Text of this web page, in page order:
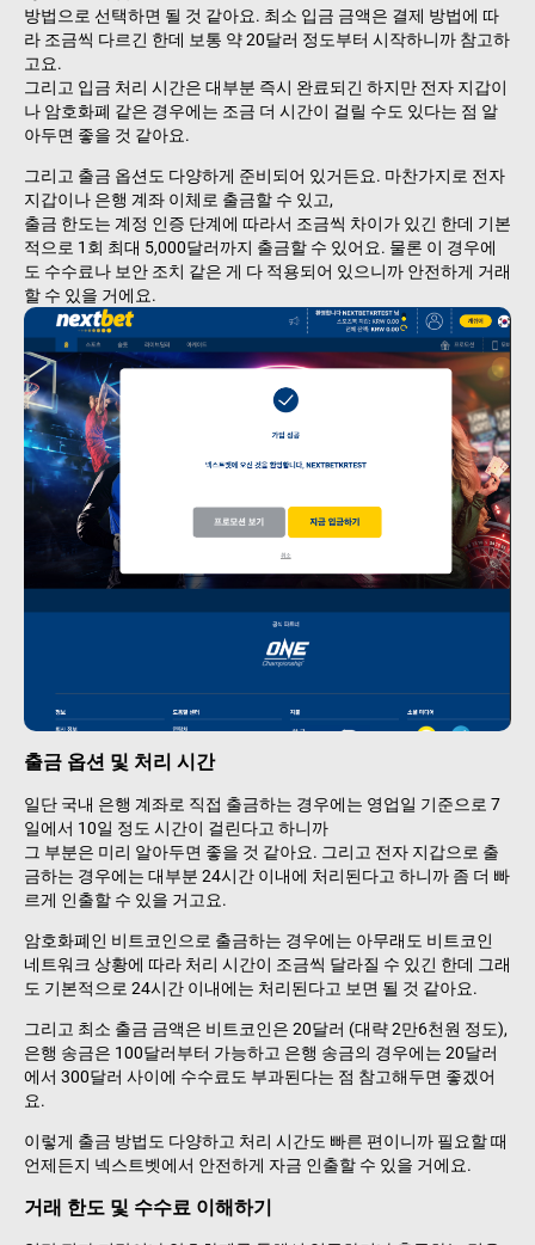
방법으로 선택하면 될 것 같아요. 최소 입금 금액은 결제 방법에 따
라 조금씩 다르긴 한데 보통 약 20달러 정도부터 시작하니까 참고하
고요.
그리고 입금 처리 시간은 대부분 즉시 완료되긴 하지만 전자 지갑이
나 암호화폐 같은 경우에는 조금 더 시간이 걸릴 수도 있다는 점 알
아두면 좋을 것 같아요.
그리고 출금 옵션도 다양하게 준비되어 있거든요. 마찬가지로 전자
지갑이나 은행 계좌 이체로 출금할 수 있고,
출금 한도는 계정 인증 단계에 따라서 조금씩 차이가 있긴 한데 기본
적으로 1회 최대 5,000달러까지 출금할 수 있어요. 물론 이 경우에
도 수수료나 보안 조치 같은 게 다 적용되어 있으니까 안전하게 거래
할 수 있을 거에요.
출금 옵션 및 처리 시간
일단 국내 은행 계좌로 직접 출금하는 경우에는 영업일 기준으로 7
일에서 10일 정도 시간이 걸린다고 하니까
그 부분은 미리 알아두면 좋을 것 같아요. 그리고 전자 지갑으로 출
금하는 경우에는 대부분 24시간 이내에 처리된다고 하니까 좀 더 빠
르게 인출할 수 있을 거고요.
암호화폐인 비트코인으로 출금하는 경우에는 아무래도 비트코인
네트워크 상황에 따라 처리 시간이 조금씩 달라질 수 있긴 한데 그래
도 기본적으로 24시간 이내에는 처리된다고 보면 될 것 같아요.
그리고 최소 출금 금액은 비트코인은 20달러 (대략 2만6천원 정도),
은행 송금은 100달러부터 가능하고 은행 송금의 경우에는 20달러
에서 300달러 사이에 수수료도 부과된다는 점 참고해두면 좋겠어
요.
이렇게 출금 방법도 다양하고 처리 시간도 빠른 편이니까 필요할 때
언제든지 넥스트벳에서 안전하게 자금 인출할 수 있을 거에요.
거래 한도 및 수수료 이해하기